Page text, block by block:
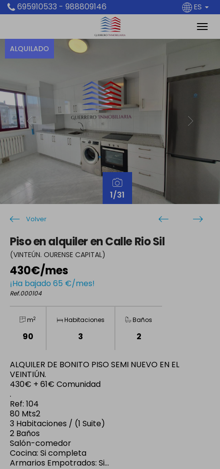
695910533 - 988809146 ES
1/31
ALQUILADO
Previous
Volver
Piso en alquiler en Calle Rio Sil
(VINTEÚN. OURENSE CAPITAL)
430€/mes
¡Ha bajado 65 €/mes!
Ref.000104
m2
90
Habitaciones
3
Baños
2
ALQUILER DE BONITO PISO SEMI NUEVO EN EL
VEINTIÚN.
430€ + 61€ Comunidad
.
Ref: 104
80 Mts2
3 Habitaciones / (1 Suite)
2 Baños
Salón-comedor
Cocina: Si completa
Armarios Empotrados: Si...